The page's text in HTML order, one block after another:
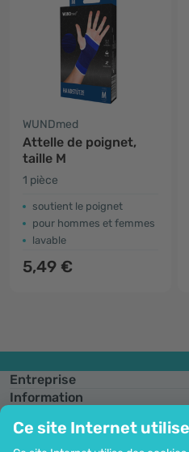
Ce site Internet
WUNDmed
Attelle de poignet,
taille M
1 pièce
soutient le poignet
pour hommes et femmes
lavable
5,49 €
Entreprise
Information
Assistance et commandes